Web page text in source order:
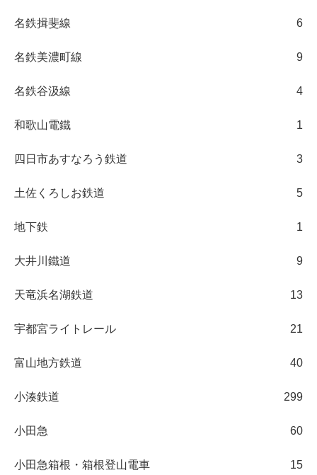
名鉄揖斐線 6
名鉄美濃町線 9
名鉄谷汲線 4
和歌山電鐵 1
四日市あすなろう鉄道 3
土佐くろしお鉄道 5
地下鉄 1
大井川鐵道 9
天竜浜名湖鉄道 13
宇都宮ライトレール 21
富山地方鉄道 40
小湊鉄道 299
小田急 60
小田急箱根・箱根登山電車 15